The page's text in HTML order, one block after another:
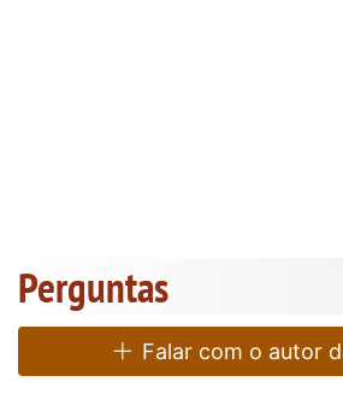
Perguntas
Falar com o autor